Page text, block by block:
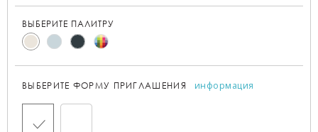
ВЫБЕРИТЕ ПАЛИТРУ
ВЫБЕРИТЕ ФОРМУ ПРИГЛАШЕНИЯ информация